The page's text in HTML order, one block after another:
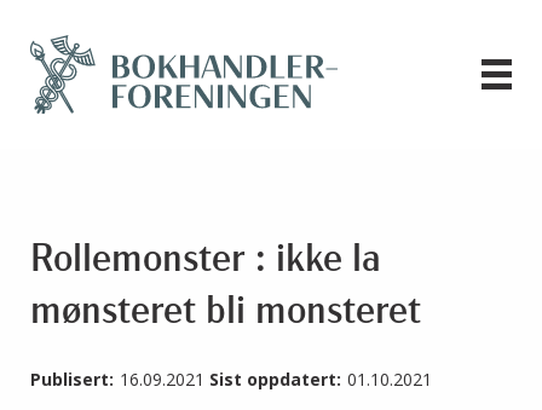
Rollemonster : ikke la
mønsteret bli monsteret
Publisert: 16.09.2021 Sist oppdatert: 01.10.2021